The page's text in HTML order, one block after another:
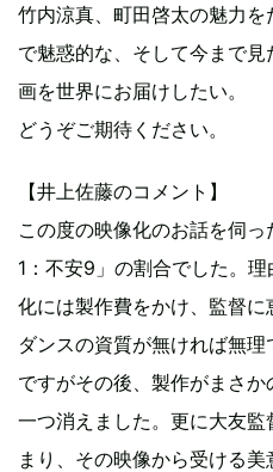
竹内涼真、町田啓太の魅力
で魅惑的な、そして今まで
画を世界にお届けしたい。
どうぞご期待ください。
【井上佐藤のコメント】
この度の映像化のお話を伺
1：不安9」の割合でした。
化には製作費をかけ、監督
ダンスの資質が無ければ無理
ですがその後、製作がまさ
一つ消えました。更に大友
まり、その映像から受ける